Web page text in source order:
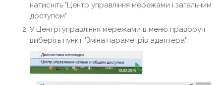
натисніть "Центр управління мережами і загальним
доступом".
У Центрі управління мережами в меню праворуч
виберіть пункт "Зміна параметрів адаптера".